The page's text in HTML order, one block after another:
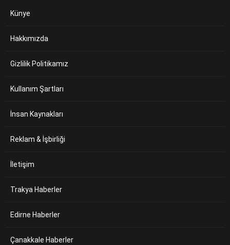
Künye
Hakkımızda
Gizlilik Politikamız
Kullanım Şartları
İnsan Kaynakları
Reklam & İşbirliği
İletişim
Trakya Haberler
Edirne Haberler
Çanakkale Haberler